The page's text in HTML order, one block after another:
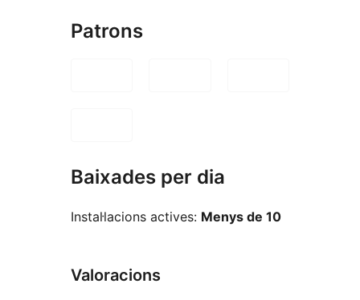
Patrons
Baixades per dia
Instal·lacions actives: Menys de 10
Valoracions